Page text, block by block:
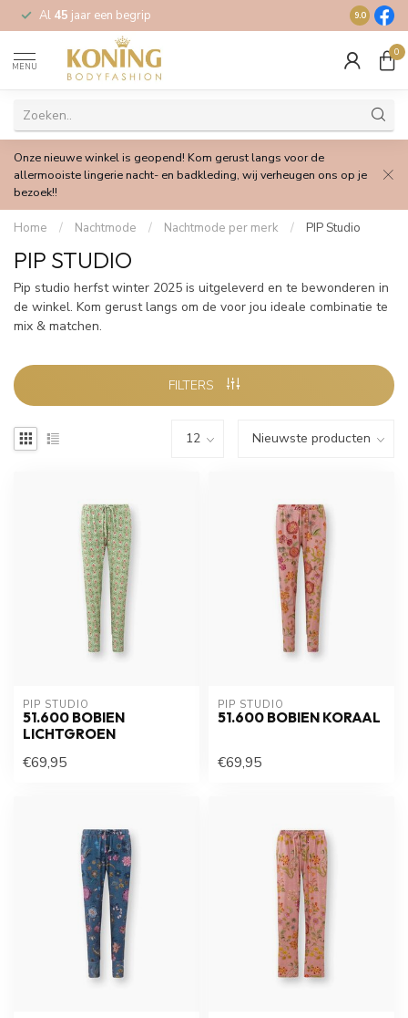
Al 45 jaar een begrip Gratis
9.0
MENU
0
Onze nieuwe winkel is geopend! Kom gerust langs voor de
allermooiste lingerie nacht- en badkleding, wij verheugen ons op je
bezoek!!
Home / Nachtmode / Nachtmode per merk / PIP Studio
PIP STUDIO
Pip studio herfst winter 2025 is uitgeleverd en te bewonderen in
de winkel. Kom gerust langs om de voor jou ideale combinatie te
mix & matchen.
FILTERS
PIP STUDIO
51.600 BOBIEN
LICHTGROEN
€69,95
PIP STUDIO
51.600 BOBIEN KORAAL
€69,95